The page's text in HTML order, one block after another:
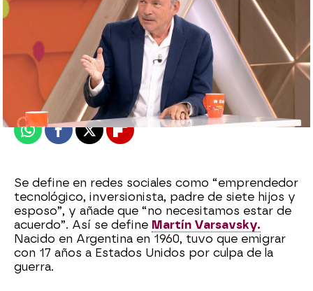
Leire Pérez
Publicado: 02 de octubre de 2024, 12:37
WhatsappFacebook
X Flipboard
Se define en redes sociales como “emprendedor
tecnológico, inversionista, padre de siete hijos y
esposo”, y añade que “no necesitamos estar de
acuerdo”. Así se define Martín Varsavsky.
Nacido en Argentina en 1960, tuvo que emigrar
con 17 años a Estados Unidos por culpa de la
guerra.